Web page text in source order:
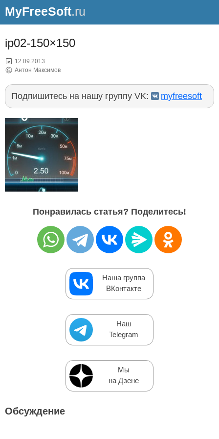
MyFreeSoft.ru
ip02-150×150
12.09.2013
Антон Максимов
Подпишитесь на нашу группу VK: myfreesoft
Понравилась статья? Поделитесь!
Наша группа
ВКонтакте
Наш
Telegram
Мы
на Дзене
Обсуждение